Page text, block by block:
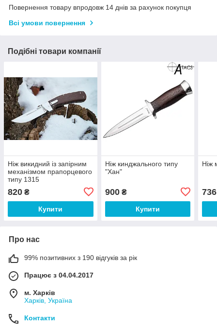
Повернення товару впродовж 14 днів за рахунок покупця
Всі умови повернення
Подібні товари компанії
Ніж викидний із запірним
механізмом прапорцевого
типу 1315
820 ₴
Купити
Ніж кинджального типу
"Хан"
900₴
Купити
Ніж
736
Про нас
99% позитивних з 190 відгуків за рік
Працює з 04.04.2017
м. Харків
Харків, Україна
Контакти